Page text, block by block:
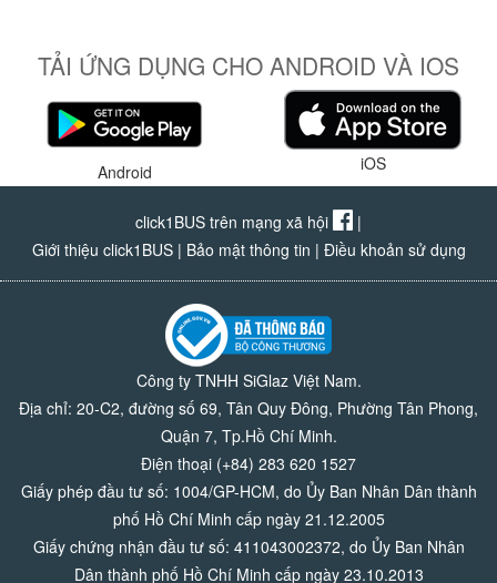
TẢI ỨNG DỤNG CHO ANDROID VÀ IOS
Android iOS
click1BUS trên mạng xã hội
|
Giới thiệu click1BUS| Bảo mật thông tin | Điều khoản sử dụng
Công ty TNHH SiGlaz Việt Nam.
Địa chỉ: 20-C2, đường số 69, Tân Quy Đông, Phường Tân Phong,
Quận 7, Tp.Hồ Chí Minh.
Điện thoại (+84) 283 620 1527
Giấy phép đầu tư số: 1004/GP-HCM, do Ủy Ban Nhân Dân thành
phố Hồ Chí Minh cấp ngày 21.12.2005
Giấy chứng nhận đầu tư số: 411043002372, do Ủy Ban Nhân
Dân thành phố Hồ Chí Minh cấp ngày 23.10.2013